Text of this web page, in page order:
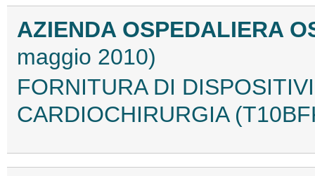
AZIENDA OSPEDALIERA
maggio 2010)
FORNITURA DI
CARDIOCHIRURGIA